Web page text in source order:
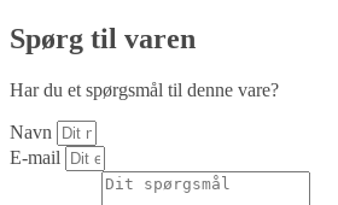
Spørg til varen
Har du et spørgsmål til denne vare?
Navn
E-mail